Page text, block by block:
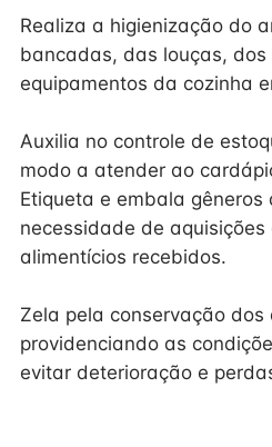
Realiza a higienização do
bancadas, das louças, dos
equipamentos da cozinha
Auxilia no controle de
modo a atender ao
Etiqueta e embala gêneros
necessidade de aquisições
alimentícios recebidos.
Zela pela conservação
providenciando as
evitar deterioração e